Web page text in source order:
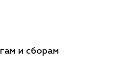
и сборам